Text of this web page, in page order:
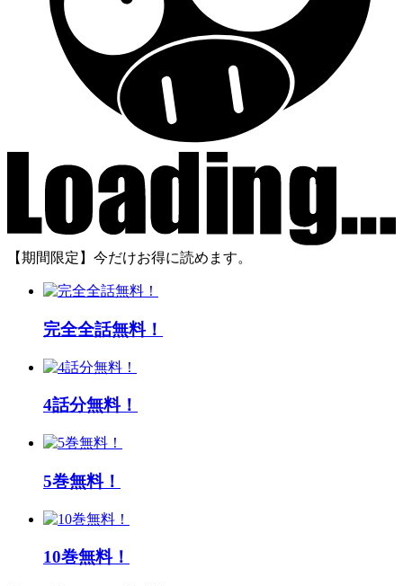
【期間限定】今だけお得に読めます。
完全全話無料！
4話分無料！
5巻無料！
10巻無料！